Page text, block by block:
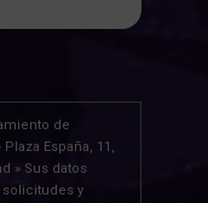
de
España, 11,
» Sus datos
solicitudes y